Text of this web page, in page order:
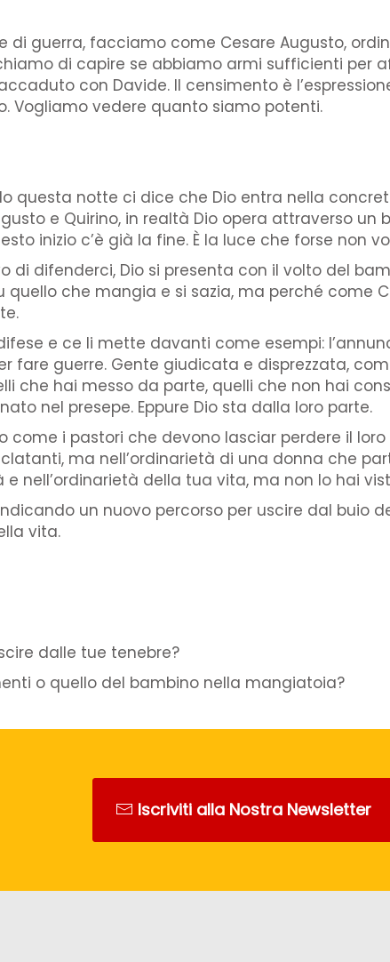
di guerra, facciamo come Cesare Augusto,
di capire se abbiamo armi sufficienti per
con Davide. Il censimento è
Vogliamo vedere quanto siamo potenti.
questa notte ci dice che Dio entra nella
e Quirino, in realtà Dio opera attraverso un
inizio c’è già la fine. È la luce che forse non
di difenderci, Dio si presenta con il volto del
quello che mangia e si sazia, ma perché come
e ce li mette davanti come esempi:
fare guerre. Gente giudicata e disprezzata,
che hai messo da parte, quelli che non hai
nel presepe. Eppure Dio sta dalla loro parte.
come i pastori che devono lasciar perdere il
ma nell’ordinarietà di una donna che
nell’ordinarietà della tua vita, ma non lo hai
un nuovo percorso per uscire dal buio
vita.
dalle tue tenebre?
o quello del bambino nella mangiatoia?
Iscriviti alla Nostra Newsletter